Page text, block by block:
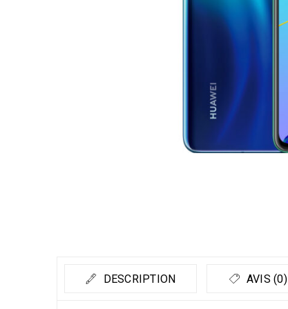
DESCRIPTION AVIS (0)